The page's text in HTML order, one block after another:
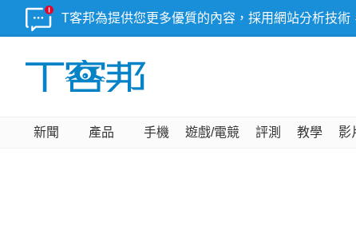
T客邦為提供您更多優質的內容，採用網站分析技
新聞 產品 手機 遊戲/電競 評測 教學 影